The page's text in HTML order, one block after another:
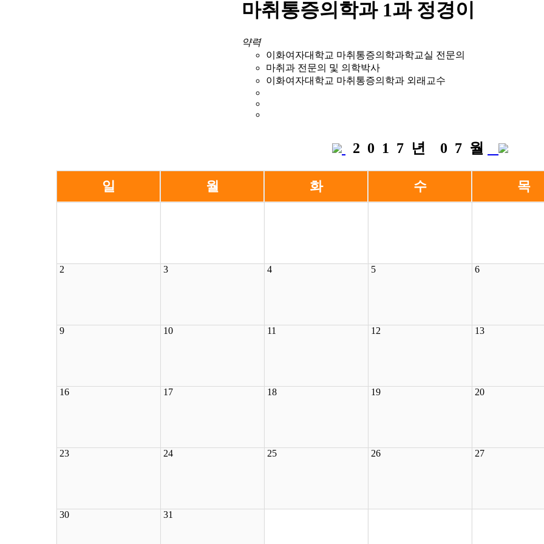
마취통증의학과 1과정경이
약력
이화여자대학교 마취통증의학과학교실 전문의
마취과 전문의 및 의학박사
이화여자대학교 마취통증의학과 외래교수
2 0 1 7 년 0 7 월
일 월 화 수 목
2 3 4 5 6
9 10 11 12 13
16 17 18 19 20
23 24 25 26 27
30 31